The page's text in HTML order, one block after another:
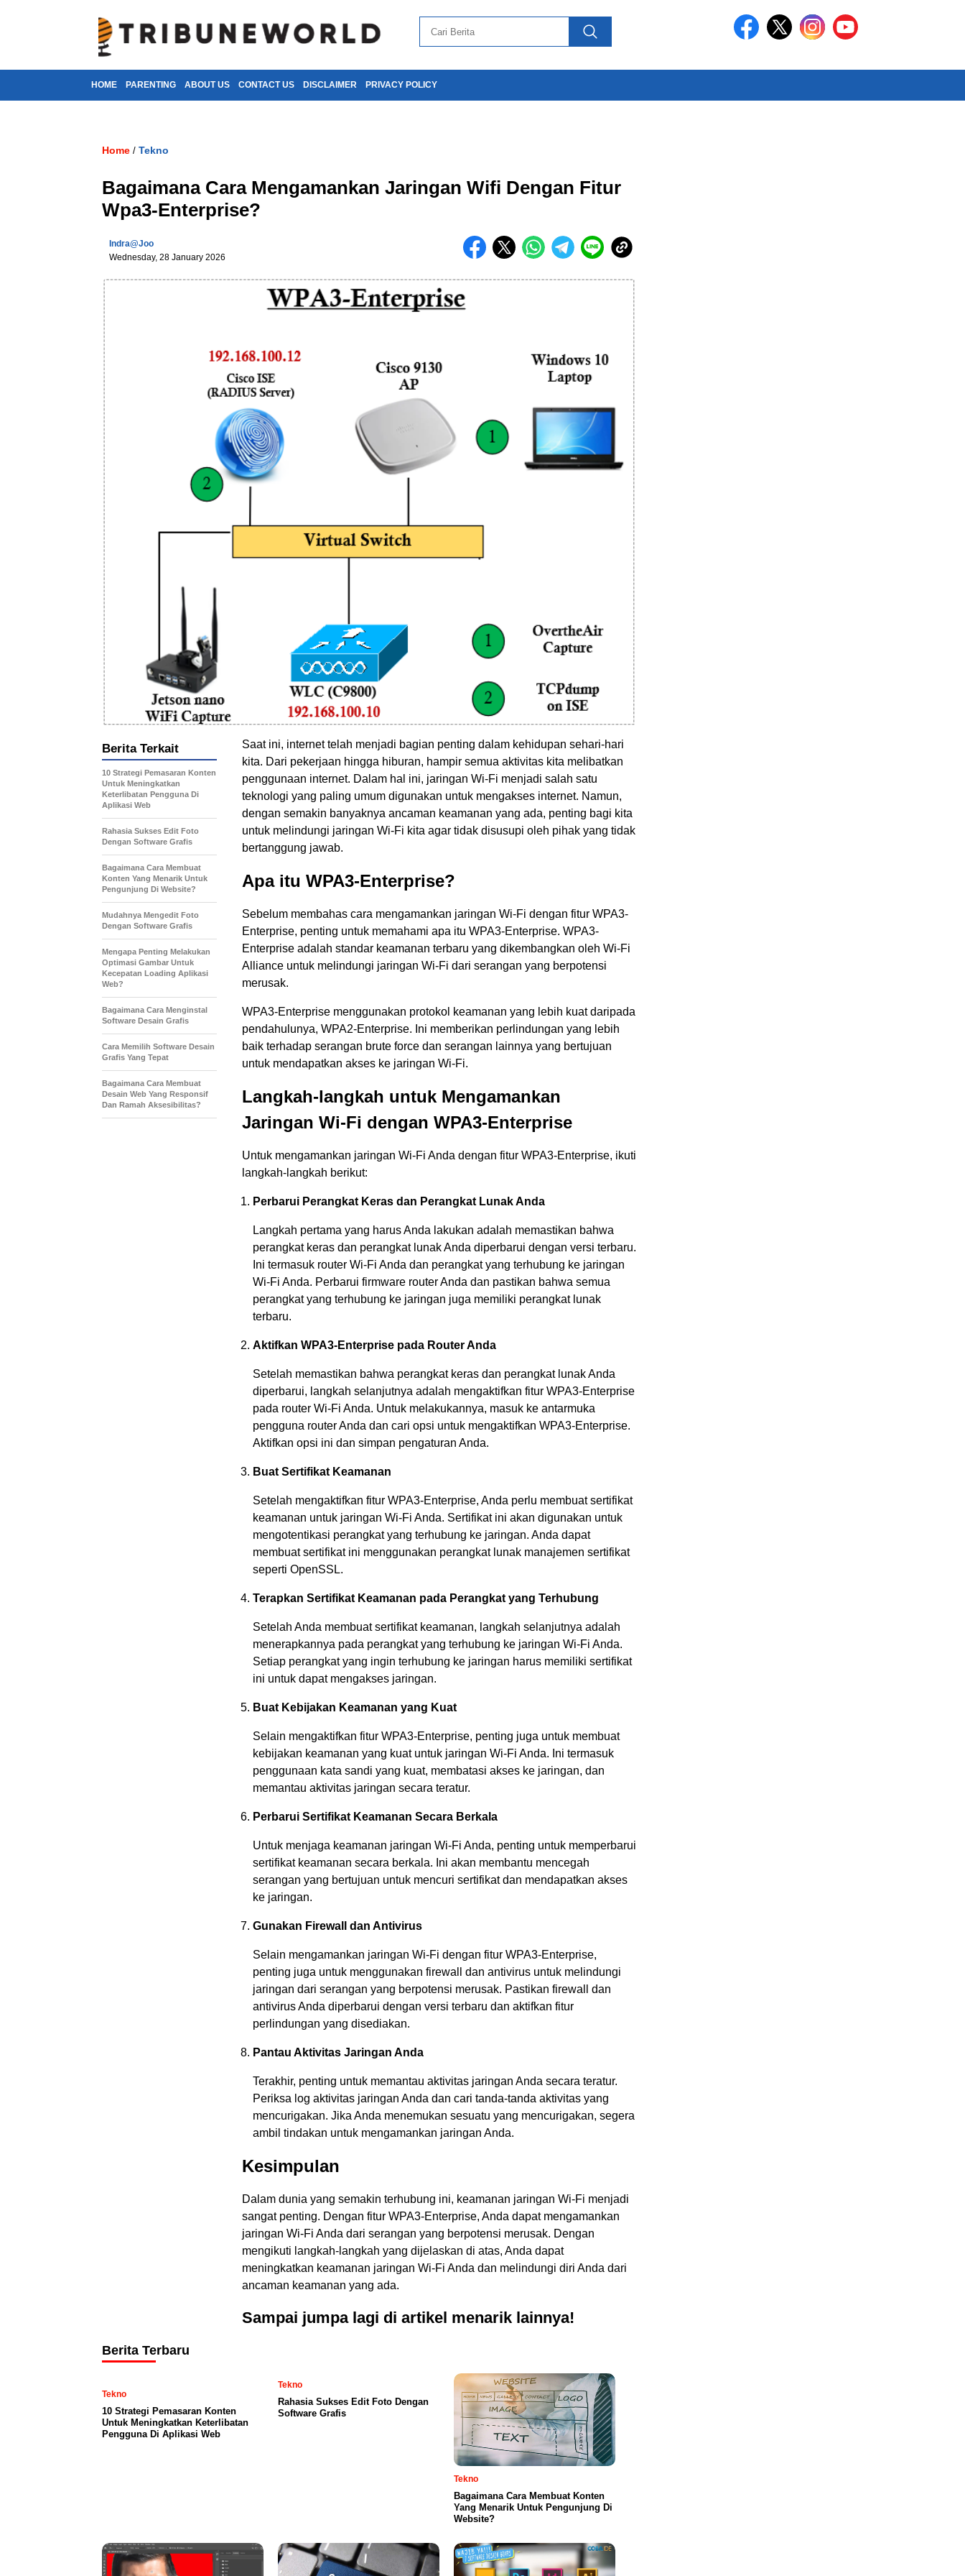
HOME PARENTING ABOUT US CONTACT US DISCLAIMER PRIVACY POLICY
Home / Tekno
Bagaimana Cara Mengamankan Jaringan Wifi Dengan Fitur
Wpa3-Enterprise?
Indra@joo
Wednesday, 28 January 2026
Saat ini, internet telah menjadi bagian penting dalam kehidupan sehari-hari
kita. Dari pekerjaan hingga hiburan, hampir semua aktivitas kita melibatkan
penggunaan internet. Dalam hal ini, jaringan Wi-Fi menjadi salah satu
teknologi yang paling umum digunakan untuk mengakses internet. Namun,
dengan semakin banyaknya ancaman keamanan yang ada, penting bagi kita
untuk melindungi jaringan Wi-Fi kita agar tidak disusupi oleh pihak yang tidak
bertanggung jawab.
Apa itu WPA3-Enterprise?
Sebelum membahas cara mengamankan jaringan Wi-Fi dengan fitur WPA3-
Enterprise, penting untuk memahami apa itu WPA3-Enterprise. WPA3-
Enterprise adalah standar keamanan terbaru yang dikembangkan oleh Wi-Fi
Alliance untuk melindungi jaringan Wi-Fi dari serangan yang berpotensi
merusak.
WPA3-Enterprise menggunakan protokol keamanan yang lebih kuat daripada
pendahulunya, WPA2-Enterprise. Ini memberikan perlindungan yang lebih
baik terhadap serangan brute force dan serangan lainnya yang bertujuan
untuk mendapatkan akses ke jaringan Wi-Fi.
Langkah-langkah untuk Mengamankan
Jaringan Wi-Fi dengan WPA3-Enterprise
Untuk mengamankan jaringan Wi-Fi Anda dengan fitur WPA3-Enterprise, ikuti
langkah-langkah berikut:
Perbarui Perangkat Keras dan Perangkat Lunak Anda
Langkah pertama yang harus Anda lakukan adalah memastikan bahwa
perangkat keras dan perangkat lunak Anda diperbarui dengan versi terbaru.
Ini termasuk router Wi-Fi Anda dan perangkat yang terhubung ke jaringan
Wi-Fi Anda. Perbarui firmware router Anda dan pastikan bahwa semua
perangkat yang terhubung ke jaringan juga memiliki perangkat lunak
terbaru.
Aktifkan WPA3-Enterprise pada Router Anda
Setelah memastikan bahwa perangkat keras dan perangkat lunak Anda
diperbarui, langkah selanjutnya adalah mengaktifkan fitur WPA3-Enterprise
pada router Wi-Fi Anda. Untuk melakukannya, masuk ke antarmuka
pengguna router Anda dan cari opsi untuk mengaktifkan WPA3-Enterprise.
Aktifkan opsi ini dan simpan pengaturan Anda.
Buat Sertifikat Keamanan
Setelah mengaktifkan fitur WPA3-Enterprise, Anda perlu membuat sertifikat
keamanan untuk jaringan Wi-Fi Anda. Sertifikat ini akan digunakan untuk
mengotentikasi perangkat yang terhubung ke jaringan. Anda dapat
membuat sertifikat ini menggunakan perangkat lunak manajemen sertifikat
seperti OpenSSL.
Terapkan Sertifikat Keamanan pada Perangkat yang Terhubung
Setelah Anda membuat sertifikat keamanan, langkah selanjutnya adalah
menerapkannya pada perangkat yang terhubung ke jaringan Wi-Fi Anda.
Setiap perangkat yang ingin terhubung ke jaringan harus memiliki sertifikat
ini untuk dapat mengakses jaringan.
Buat Kebijakan Keamanan yang Kuat
Selain mengaktifkan fitur WPA3-Enterprise, penting juga untuk membuat
kebijakan keamanan yang kuat untuk jaringan Wi-Fi Anda. Ini termasuk
penggunaan kata sandi yang kuat, membatasi akses ke jaringan, dan
memantau aktivitas jaringan secara teratur.
Perbarui Sertifikat Keamanan Secara Berkala
Untuk menjaga keamanan jaringan Wi-Fi Anda, penting untuk memperbarui
sertifikat keamanan secara berkala. Ini akan membantu mencegah
serangan yang bertujuan untuk mencuri sertifikat dan mendapatkan akses
ke jaringan.
Gunakan Firewall dan Antivirus
Selain mengamankan jaringan Wi-Fi dengan fitur WPA3-Enterprise,
penting juga untuk menggunakan firewall dan antivirus untuk melindungi
jaringan dari serangan yang berpotensi merusak. Pastikan firewall dan
antivirus Anda diperbarui dengan versi terbaru dan aktifkan fitur
perlindungan yang disediakan.
Pantau Aktivitas Jaringan Anda
Terakhir, penting untuk memantau aktivitas jaringan Anda secara teratur.
Periksa log aktivitas jaringan Anda dan cari tanda-tanda aktivitas yang
mencurigakan. Jika Anda menemukan sesuatu yang mencurigakan, segera
ambil tindakan untuk mengamankan jaringan Anda.
Kesimpulan
Dalam dunia yang semakin terhubung ini, keamanan jaringan Wi-Fi menjadi
sangat penting. Dengan fitur WPA3-Enterprise, Anda dapat mengamankan
jaringan Wi-Fi Anda dari serangan yang berpotensi merusak. Dengan
mengikuti langkah-langkah yang dijelaskan di atas, Anda dapat
meningkatkan keamanan jaringan Wi-Fi Anda dan melindungi diri Anda dari
ancaman keamanan yang ada.
Sampai jumpa lagi di artikel menarik lainnya!
Berita Terkait
10 Strategi Pemasaran Konten
Untuk Meningkatkan
Keterlibatan Pengguna Di
Aplikasi Web
Rahasia Sukses Edit Foto
Dengan Software Grafis
Bagaimana Cara Membuat
Konten Yang Menarik Untuk
Pengunjung Di Website?
Mudahnya Mengedit Foto
Dengan Software Grafis
Mengapa Penting Melakukan
Optimasi Gambar Untuk
Kecepatan Loading Aplikasi
Web?
Bagaimana Cara Menginstal
Software Desain Grafis
Cara Memilih Software Desain
Grafis Yang Tepat
Bagaimana Cara Membuat
Desain Web Yang Responsif
Dan Ramah Aksesibilitas?
Berita Terbaru
Tekno
10 Strategi Pemasaran Konten
Untuk Meningkatkan Keterlibatan
Pengguna Di Aplikasi Web
Tekno
Rahasia Sukses Edit Foto Dengan
Software Grafis
Tekno
Bagaimana Cara Membuat Konten
Yang Menarik Untuk Pengunjung Di
Website?